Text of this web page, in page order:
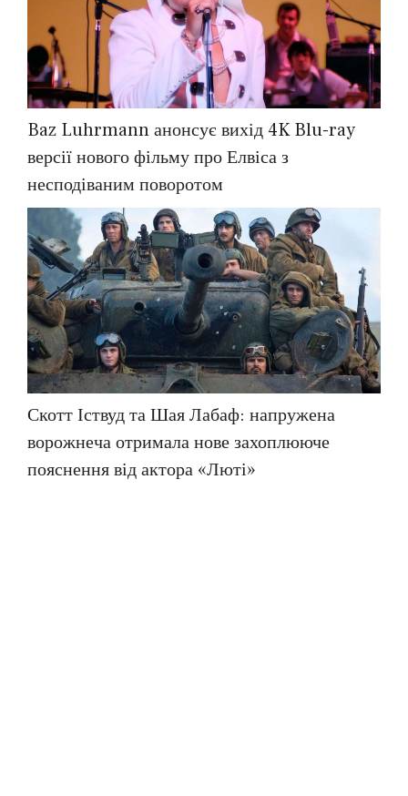
Baz Luhrmann анонсує вихід 4K Blu-ray
версії нового фільму про Елвіса з
несподіваним поворотом
Скотт Іствуд та Шая Лабаф: напружена
ворожнеча отримала нове захоплююче
пояснення від актора «Люті»